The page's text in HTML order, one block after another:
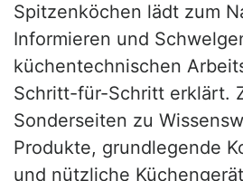
Spitzenköchen lädt zum
Informieren und
küchentechnischen
Schritt-für-Schritt erklärt.
Sonderseiten zu
Produkte, grundlegende
und nützliche